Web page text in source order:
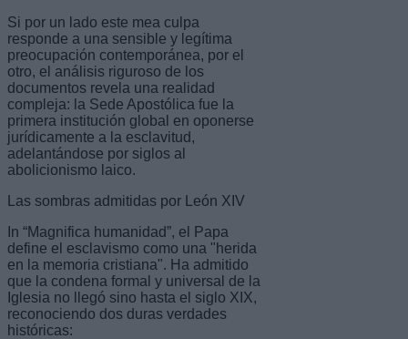
Si por un lado este mea culpa
responde a una sensible y legítima
preocupación contemporánea, por el
otro, el análisis riguroso de los
documentos revela una realidad
compleja: la Sede Apostólica fue la
primera institución global en oponerse
jurídicamente a la esclavitud,
adelantándose por siglos al
abolicionismo laico.
Las sombras admitidas por León XIV
In “Magnifica humanidad”, el Papa
define el esclavismo como una "herida
en la memoria cristiana". Ha admitido
que la condena formal y universal de la
Iglesia no llegó sino hasta el siglo XIX,
reconociendo dos duras verdades
históricas: